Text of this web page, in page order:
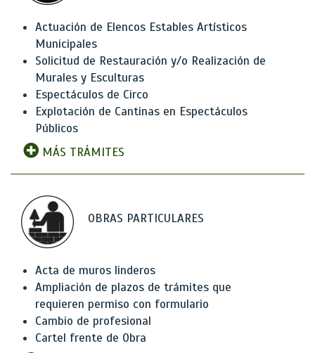
Actuación de Elencos Estables Artísticos
Municipales
Solicitud de Restauración y/o Realización de
Murales y Esculturas
Espectáculos de Circo
Explotación de Cantinas en Espectáculos
Públicos
MÁS TRÁMITES
OBRAS PARTICULARES
Acta de muros linderos
Ampliación de plazos de trámites que
requieren permiso con formulario
Cambio de profesional
Cartel frente de Obra